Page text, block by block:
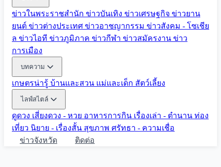
ข่าวในพระราชสำนัก ข่าวบันเทิง ข่าวเศรษฐกิจ ข่าวยาน
ยนต์ ข่าวต่างประเทศ ข่าวอาชญากรรม ข่าวสังคม - โซเชีย
ล ข่าวไอที ข่าวภูมิภาค ข่าวกีฬา ข่าวสมัครงาน ข่าว
การเมือง
บทความ
เกษตรน่ารู้ บ้านและสวน แม่และเด็ก สัตว์เลี้ยง
ไลฟ์สไตล์
ดูดวง เสี่ยงดวง - หวย อาหารการกิน เรื่องเล่า - ตำนาน ท่อง
เที่ยว นิยาย - เรื่องสั้น สุขภาพ ศรัทธา - ความเชื่อ
ข่าวจังหวัด
ติดต่อ